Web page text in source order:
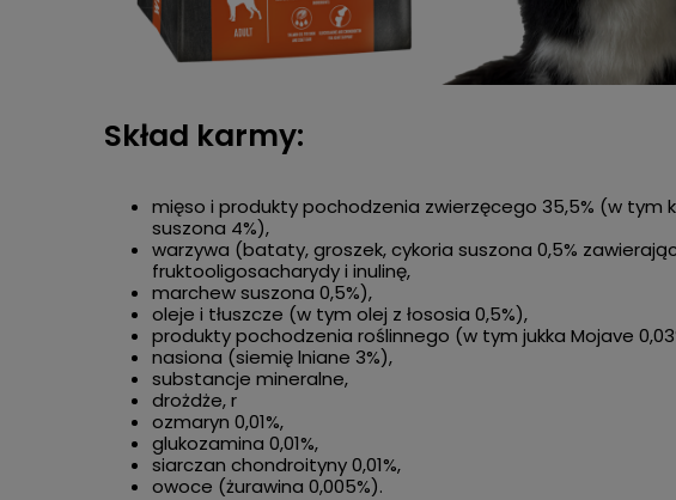
Skład karmy:
mięso i produkty pochodzenia zwierzęcego 35,5% (w tym
suszona 4%),
warzywa (bataty, groszek, cykoria suszona 0,5%
fruktooligosacharydy i inulinę,
marchew suszona 0,5%),
oleje i tłuszcze (w tym olej z łososia 0,5%),
produkty pochodzenia roślinnego (w tym jukka Mojave
nasiona (siemię lniane 3%),
substancje mineralne,
drożdże, r
ozmaryn 0,01%,
glukozamina 0,01%,
siarczan chondroityny 0,01%,
owoce (żurawina 0,005%).